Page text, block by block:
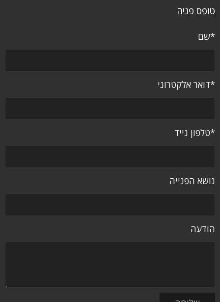
טופס פניה
*שם
*דואר אלקטרוני
*טלפון נייד
נושא הפנייה
הודעה